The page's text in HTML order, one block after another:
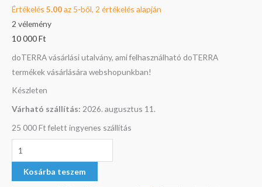
Értékelés 5.00az 5-ből, 2 értékelés alapján
2 vélemény
10 000Ft
doTERRA vásárlási utalvány, ami felhasználható doTERRA
termékek vásárlására webshopunkban!
Készleten
Várható szállítás: 2026. augusztus 11.
25 000 Ft felett ingyenes szállítás
Kosárba teszem